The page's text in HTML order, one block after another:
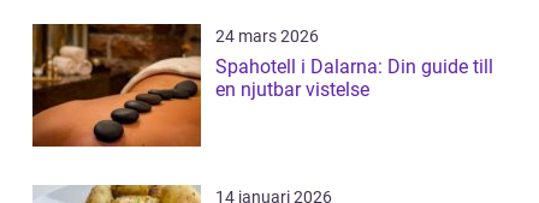
24 mars 2026
Spahotell i Dalarna: Din guide till
en njutbar vistelse
14 januari 2026